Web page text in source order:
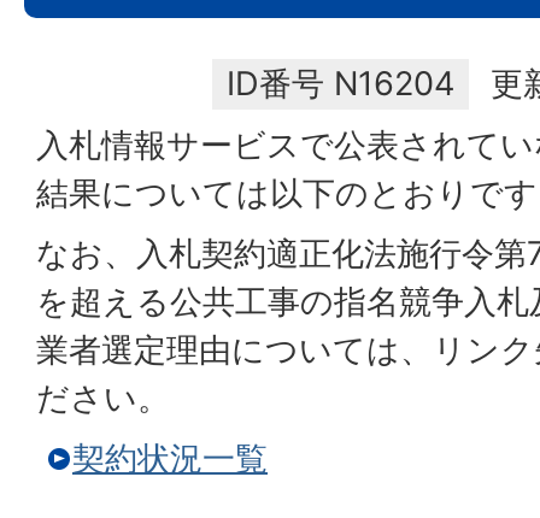
ID番号 N16204
更
入札情報サービスで公表されて
結果については以下のとおりで
なお、入札契約適正化法施行令
を超える公共工事の指名競争入
業者選定理由については、リン
ださい。
契約状況一覧